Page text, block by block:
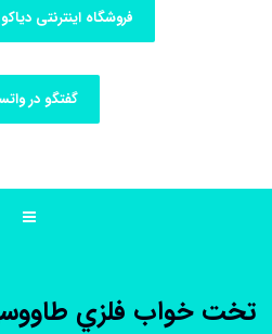
فروشگاه اینترنتی
گفتگو در
تخت خواب فلزي